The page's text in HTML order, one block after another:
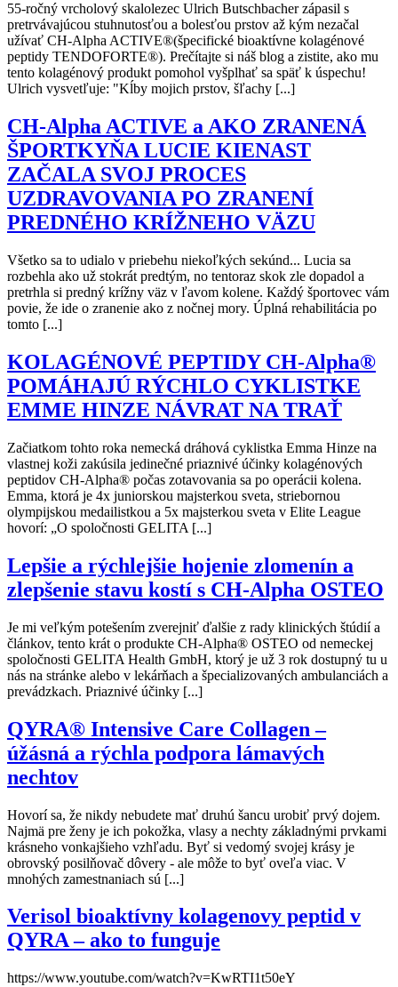
55-ročný vrcholový skalolezec Ulrich Butschbacher zápasil s
pretrvávajúcou stuhnutosťou a bolesťou prstov až kým nezačal
užívať CH-Alpha ACTIVE®(špecifické bioaktívne kolagénové
peptidy TENDOFORTE®). Prečítajte si náš blog a zistite, ako mu
tento kolagénový produkt pomohol vyšplhať sa späť k úspechu!
Ulrich vysvetľuje: "Kĺby mojich prstov, šľachy [...]
CH-Alpha ACTIVE a AKO ZRANENÁ
ŠPORTKYŇA LUCIE KIENAST
ZAČALA SVOJ PROCES
UZDRAVOVANIA PO ZRANENÍ
PREDNÉHO KRÍŽNEHO VÄZU
Všetko sa to udialo v priebehu niekoľkých sekúnd... Lucia sa
rozbehla ako už stokrát predtým, no tentoraz skok zle dopadol a
pretrhla si predný krížny väz v ľavom kolene. Každý športovec vám
povie, že ide o zranenie ako z nočnej mory. Úplná rehabilitácia po
tomto [...]
KOLAGÉNOVÉ PEPTIDY CH-Alpha®
POMÁHAJÚ RÝCHLO CYKLISTKE
EMME HINZE NÁVRAT NA TRAŤ
Začiatkom tohto roka nemecká dráhová cyklistka Emma Hinze na
vlastnej koži zakúsila jedinečné priaznivé účinky kolagénových
peptidov CH-Alpha® počas zotavovania sa po operácii kolena.
Emma, ktorá je 4x juniorskou majsterkou sveta, striebornou
olympijskou medailistkou a 5x majsterkou sveta v Elite League
hovorí: „O spoločnosti GELITA [...]
Lepšie a rýchlejšie hojenie zlomenín a
zlepšenie stavu kostí s CH-Alpha OSTEO
Je mi veľkým potešením zverejniť ďalšie z rady klinických štúdií a
článkov, tento krát o produkte CH-Alpha® OSTEO od nemeckej
spoločnosti GELITA Health GmbH, ktorý je už 3 rok dostupný tu u
nás na stránke alebo v lekárňach a špecializovaných ambulanciách a
prevádzkach. Priaznivé účinky [...]
QYRA® Intensive Care Collagen –
úžásná a rýchla podpora lámavých
nechtov
Hovorí sa, že nikdy nebudete mať druhú šancu urobiť prvý dojem.
Najmä pre ženy je ich pokožka, vlasy a nechty základnými prvkami
krásneho vonkajšieho vzhľadu. Byť si vedomý svojej krásy je
obrovský posilňovač dôvery - ale môže to byť oveľa viac. V
mnohých zamestnaniach sú [...]
Verisol bioaktívny kolagenovy peptid v
QYRA – ako to funguje
https://www.youtube.com/watch?v=KwRTI1t50eY